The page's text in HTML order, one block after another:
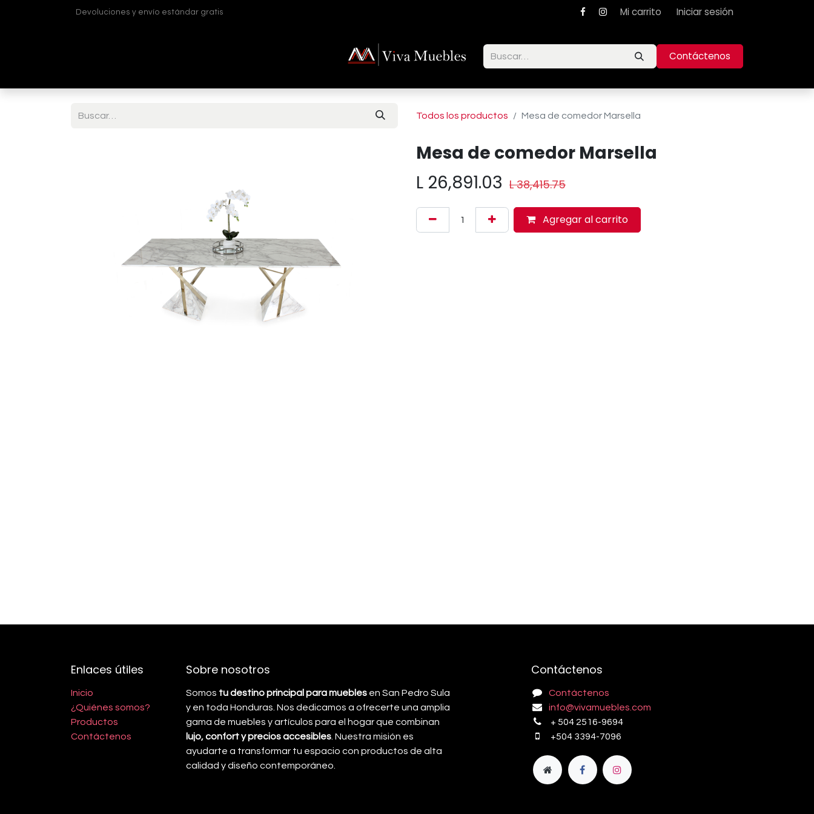
Devoluciones y envío estándar gratis Mi carrito Iniciar sesión
Contáctenos
Todos los productos Mesa de comedor Marsella
Mesa de comedor Marsella
L 26,891.03 L38,415.75
Agregar al carrito
Enlaces útiles
Inicio
¿Quiénes somos?
Productos
Contáctenos
Sobre nosotros
Somos tu destino principal para muebles en San Pedro Sula
y en toda Honduras. Nos dedicamos a ofrecerte una amplia
gama de muebles y artículos para el hogar que combinan
lujo, confort y precios accesibles . Nuestra misión es
ayudarte a transformar tu espacio con productos de alta
calidad y diseño contemporáneo.
Contáctenos
Contáctenos
info@vivamuebles.com
+ 504 2516-9694
+504 3394-7096